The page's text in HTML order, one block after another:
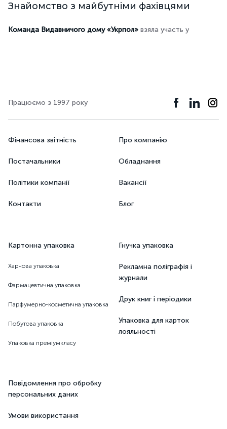
Знайомство з майбутніми фахівцями
Команда Видавничого дому «Укрпол» взяла участь у
Працюємо з 1997 року
Фінансова звітність
Постачальники
Політики компанії
Контакти
Про компанію
Обладнання
Вакансії
Блог
Картонна упаковка
Харчова упаковка
Фармацевтична упаковка
Парфумерно-косметична упаковка
Побутова упаковка
Упаковка преміумкласу
Гнучка упаковка
Рекламна поліграфія і
журнали
Друк книг і періодики
Упаковка для карток
лояльності
Повідомлення про обробку
персональних даних
Умови використання